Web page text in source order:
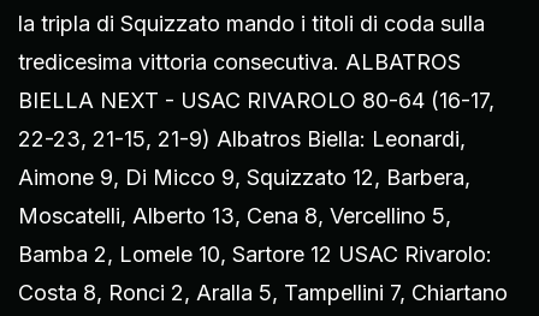
la tripla di Squizzato mando i titoli di coda sulla
tredicesima vittoria consecutiva. ALBATROS
BIELLA NEXT - USAC RIVAROLO 80-64 (16-17,
22-23, 21-15, 21-9) Albatros Biella: Leonardi,
Aimone 9, Di Micco 9, Squizzato 12, Barbera,
Moscatelli, Alberto 13, Cena 8, Vercellino 5,
Bamba 2, Lomele 10, Sartore 12 USAC Rivarolo:
Costa 8, Ronci 2, Aralla 5, Tampellini 7, Chiartano